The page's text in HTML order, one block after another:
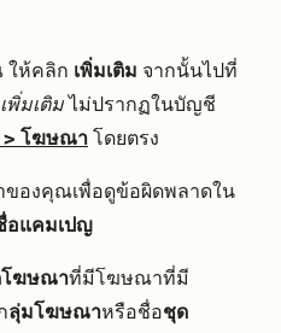
ให้คลิก เพิ่มเติม จากนั้นไปที่
เพิ่มเติมไม่ปรากฏในบัญชี
> โฆษณา โดยตรง
องคุณเพื่อดูข้อผิดพลาดใน
อแคมเปญ
ฆษณาที่มีโฆษณาที่มี
ลุ่มโฆษณาหรือชื่อชุด